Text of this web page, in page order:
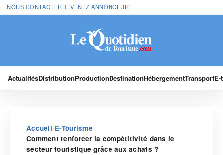
NOUS CONTACTERDEVENEZ ANNONCEUR
ActualitésDistributionProductionDestinationHébergementTransport
Accueil›E-Tourisme›
Comment renforcer la compétitivité dans le
secteur touristique grâce aux achats ?